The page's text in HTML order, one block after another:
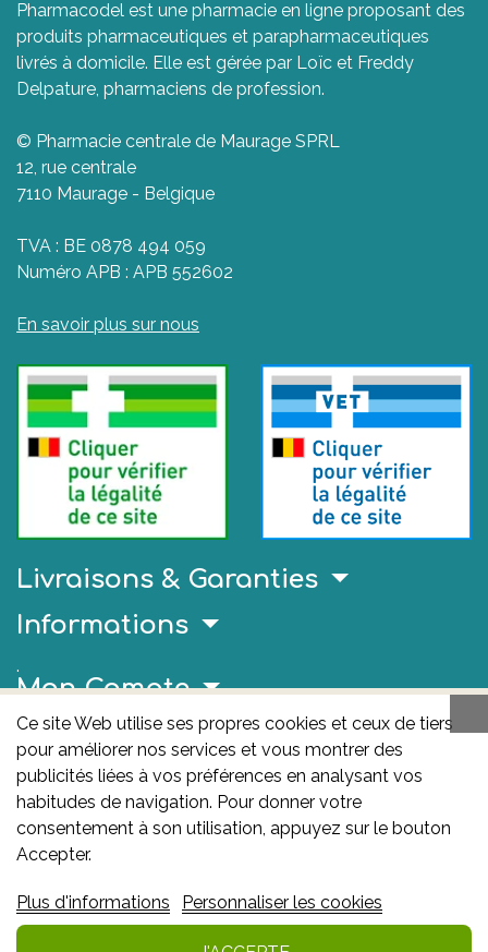
Pharmacodel est une pharmacie en ligne proposant des
produits pharmaceutiques et parapharmaceutiques
livrés à domicile. Elle est gérée par Loïc et Freddy
Delpature, pharmaciens de profession.
© Pharmacie centrale de Maurage SPRL
12, rue centrale
7110 Maurage - Belgique
TVA : BE 0878 494 059
Numéro APB : APB 552602
En savoir plus sur nous
Livraisons & Garanties
Ce site Web utilise ses propres cookies et ceux de tiers
pour améliorer nos services et vous montrer des
publicités liées à vos préférences en analysant vos
habitudes de navigation. Pour donner votre
consentement à son utilisation, appuyez sur le bouton
Accepter.
Plus d'informations Personnaliser les cookies
Informations
.
Mon Compte
Liens Utiles
AFMPS
L'AFMPS est l’autorité compétente en matière de
médicaments et de produits de santé en Belgique. Ce
médicaments et des produits de santé – afmps
Avenue Galilée 5/03 1210 Bruxelles